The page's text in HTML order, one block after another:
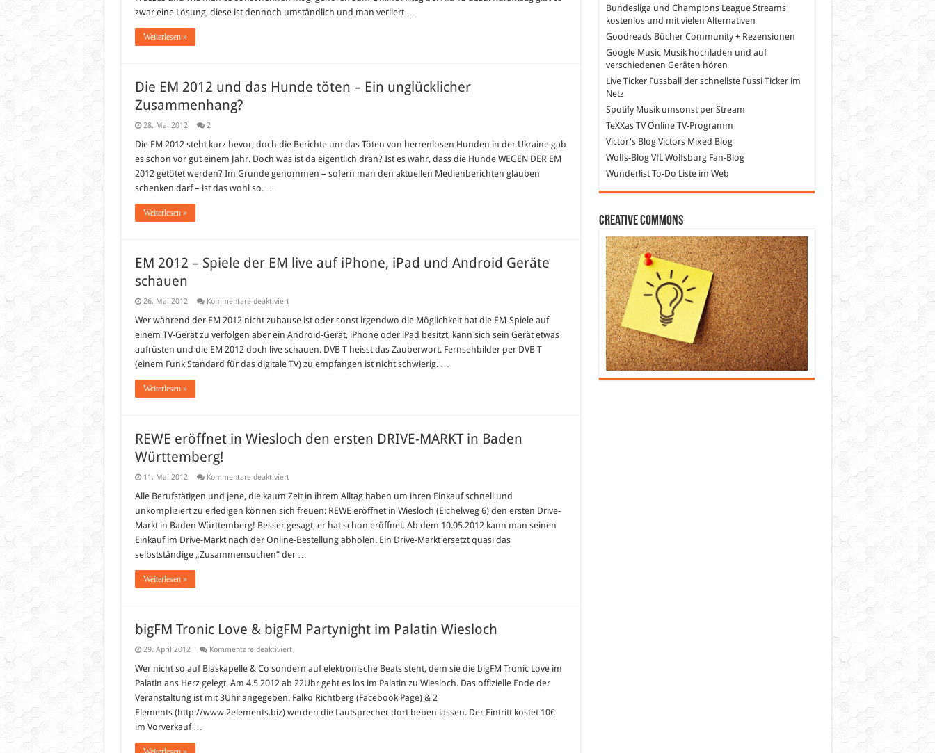
Online-
Datei
zwar eine Lösung, diese ist dennoch umständlich und man verliert …
Weiterlesen »
Die EM 2012 und das Hunde töten – Ein unglücklicher
Zusammenhang?
28. Mai 2012 2
Die EM 2012 steht kurz bevor, doch die Berichte um das Töten von herrenlosen Hunden in der Ukraine gab
es schon vor gut einem Jahr. Doch was ist da eigentlich dran? Ist es wahr, dass die Hunde WEGEN DER EM
2012 getötet werden? Im Grunde genommen – sofern man den aktuellen Medienberichten glauben
schenken darf – ist das wohl so. …
Weiterlesen »
EM 2012 – Spiele der EM live auf iPhone, iPad und Android Geräte
schauen
26. Mai 2012 Kommentare deaktiviertfür
2012
Spiele
der
EM
live
Wer während der EM 2012 nicht zuhause ist oder sonst irgendwo die Möglichkeit hat die EM-Spiele auf
einem TV-Gerät zu verfolgen aber ein Android-Gerät, iPhone oder iPad besitzt, kann sich sein Gerät etwas
aufrüsten und die EM 2012 doch live schauen. DVB-T heisst das Zauberwort. Fernsehbilder per DVB-T
(einem Funk Standard für das digitale TV) zu empfangen ist nicht schwierig. …
Weiterlesen »
REWE eröffnet in Wiesloch den ersten DRIVE-MARKT in Baden
Württemberg!
11. Mai 2012 Kommentare deaktiviertfür
eröffnet
Wiesloch
den
ersten
DRIVE-
in
Alle Berufstätigen und jene, die kaum Zeit in ihrem Alltag haben um ihren Einkauf schnell und
unkompliziert zu erledigen können sich freuen: REWE eröffnet in Wiesloch (Eichelweg 6) den ersten Drive-
Markt in Baden Württemberg! Besser gesagt, er hat schon eröffnet. Ab dem 10.05.2012 kann man seinen
Einkauf im Drive-Markt nach der Online-Bestellung abholen. Ein Drive-Markt ersetzt quasi das
selbstständige „Zusammensuchen“ der …
Weiterlesen »
bigFM Tronic Love & bigFM Partynight im Palatin Wiesloch
29. April 2012 Kommentare deaktiviertfür
Tronic
&
bigFM
Partynight
im
Wer nicht so auf Blaskapelle & Co sondern auf elektronische Beats steht, dem sie die bigFM Tronic Love im
Palatin ans Herz gelegt. Am 4.5.2012 ab 22Uhr geht es los im Palatin zu Wiesloch. Das offizielle Ende der
Veranstaltung ist mit 3Uhr angegeben. Falko Richtberg (Facebook Page) & 2
Elements (http://www.2elements.biz) werden die Lautsprecher dort beben lassen. Der Eintritt kostet 10€
im Vorverkauf …
Bundesliga und Champions League Streams
kostenlos und mit vielen Alternativen
GoodreadsBücher Community + Rezensionen
Google MusicMusik hochladen und auf
verschiedenen Geräten hören
Live Ticker Fussball
der schnellste Fussi Ticker im
Netz
SpotifyMusik umsonst per Stream
TeXXas TVOnline TV-Programm
Victor's BlogVictors Mixed Blog
Wolfs-BlogVfL Wolfsburg Fan-Blog
WunderlistTo-Do Liste im Web
Creative Commons